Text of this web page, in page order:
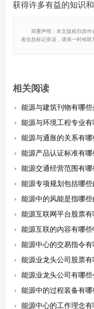
获得许多有益的知识和
郑重声明：本文版权归原
者信息标记有误，请第一时候联
相关阅读
能源与建筑刊物有哪
能源与环境工程专业
能源与通胀的关系有
能源产品认证标准有
能源交通经营范围有
能源专项规划包括哪
能源中的风能是指哪
能源互联网平台股票
能源互联的内容有哪
能源中心的交易指令
能源业龙头公司股票
能源业龙头公司有哪
能源中的过程装备有
能源中心的工作理念